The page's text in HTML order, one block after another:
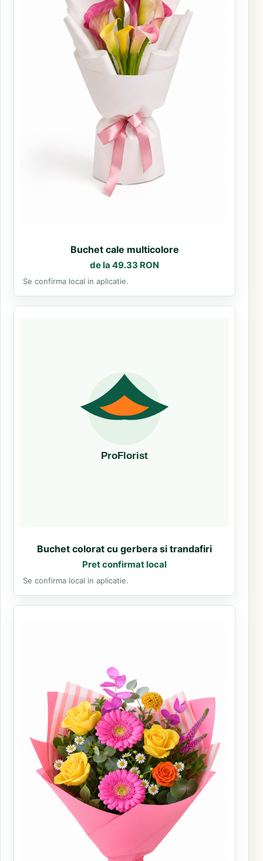
Buchet cale multicolore
de la 49.33 RON
Se confirma local in aplicatie.
Buchet colorat cu gerbera si trandafiri
Pret confirmat local
Se confirma local in aplicatie.